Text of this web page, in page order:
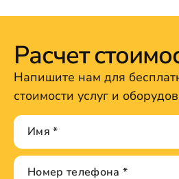
Расчет
Напишите нам для
стоимости услуг и